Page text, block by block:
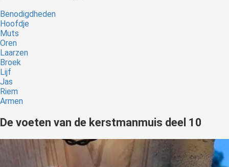
Benodigdheden
Hoofdje
Muts
Oren
Laarzen
Broek
Lijf
Jas
Riem
Armen
De voeten van de kerstmanmuis deel 10